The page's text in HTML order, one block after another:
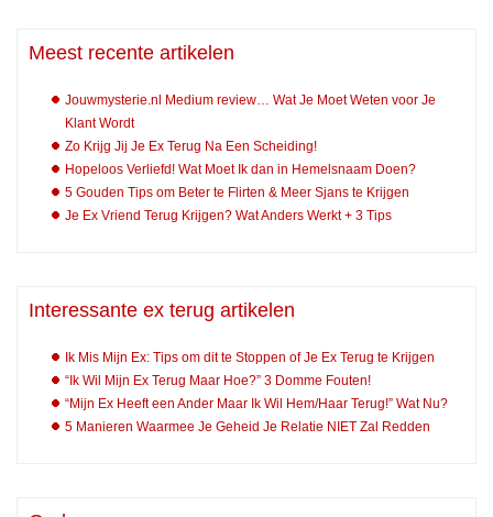
Meest recente artikelen
Jouwmysterie.nl Medium review… Wat Je Moet Weten voor Je
Klant Wordt
Zo Krijg Jij Je Ex Terug Na Een Scheiding!
Hopeloos Verliefd! Wat Moet Ik dan in Hemelsnaam Doen?
5 Gouden Tips om Beter te Flirten & Meer Sjans te Krijgen
Je Ex Vriend Terug Krijgen? Wat Anders Werkt + 3 Tips
Interessante ex terug artikelen
Ik Mis Mijn Ex: Tips om dit te Stoppen of Je Ex Terug te Krijgen
“Ik Wil Mijn Ex Terug Maar Hoe?” 3 Domme Fouten!
“Mijn Ex Heeft een Ander Maar Ik Wil Hem/Haar Terug!” Wat Nu?
5 Manieren Waarmee Je Geheid Je Relatie NIET Zal Redden